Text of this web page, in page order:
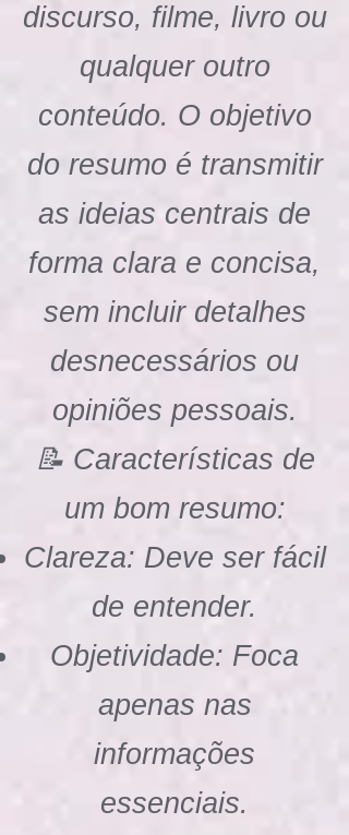
discurso, filme, livro ou
qualquer outro
conteúdo. O objetivo
do resumo é transmitir
as ideias centrais de
forma clara e concisa,
sem incluir detalhes
desnecessários ou
opiniões pessoais.
📝 Características de
um bom resumo:
Clareza: Deve ser fácil
de entender.
Objetividade: Foca
apenas nas
informações
essenciais.